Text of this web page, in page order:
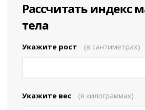
Рассчитать индекс
тела
Укажите рост (в сантиметрах)
Укажите вес (в килограммах)